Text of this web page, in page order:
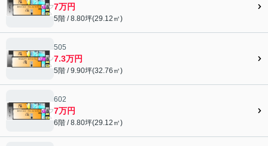
7万円
5階 / 8.80坪(29.12㎡)
505
7.3万円
5階 / 9.90坪(32.76㎡)
602
7万円
6階 / 8.80坪(29.12㎡)